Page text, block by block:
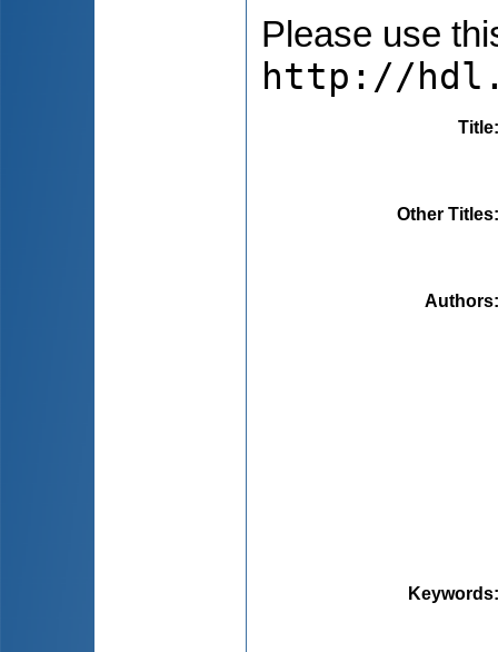
Please use
http://
Title
Other Titles
Authors
Keywords